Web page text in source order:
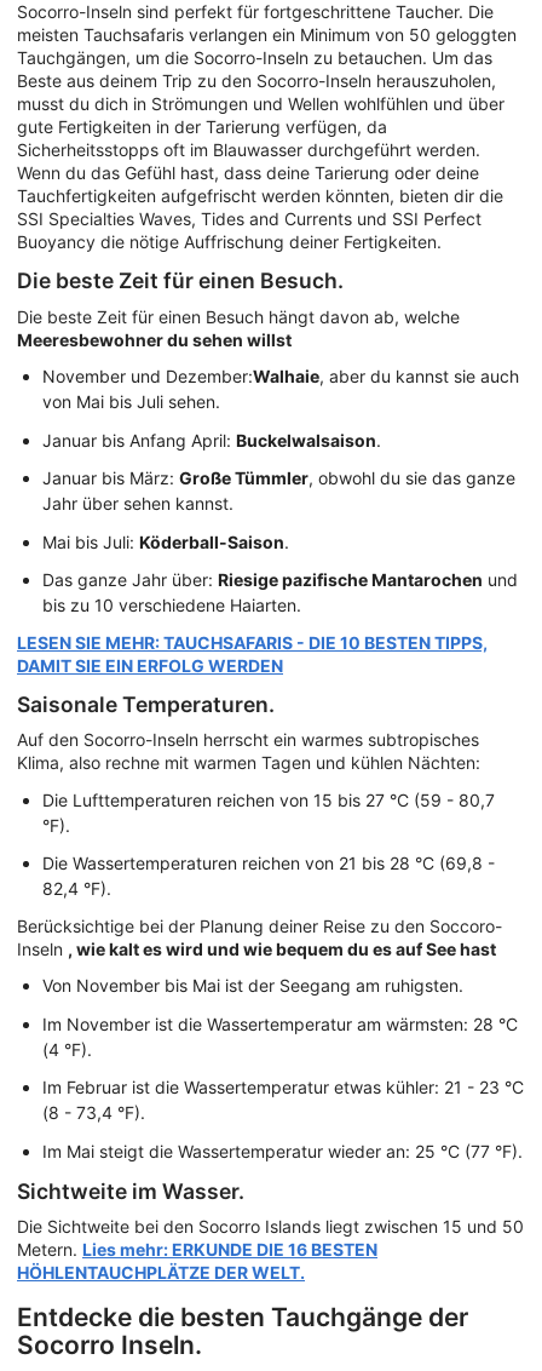
Socorro-Inseln sind perfekt für fortgeschrittene Taucher. Die
meisten Tauchsafaris verlangen ein Minimum von 50 geloggten
Tauchgängen, um die Socorro-Inseln zu betauchen. Um das
Beste aus deinem Trip zu den Socorro-Inseln herauszuholen,
musst du dich in Strömungen und Wellen wohlfühlen und über
gute Fertigkeiten in der Tarierung verfügen, da
Sicherheitsstopps oft im Blauwasser durchgeführt werden.
Wenn du das Gefühl hast, dass deine Tarierung oder deine
Tauchfertigkeiten aufgefrischt werden könnten, bieten dir die
SSI Specialties Waves, Tides and Currents und SSI Perfect
Buoyancy die nötige Auffrischung deiner Fertigkeiten.
Die beste Zeit für einen Besuch.
Die beste Zeit für einen Besuch hängt davon ab, welche
Meeresbewohner du sehen willst
November und Dezember:Walhaie, aber du kannst sie auch
von Mai bis Juli sehen.
Januar bis Anfang April: Buckelwalsaison.
Januar bis März: Große Tümmler, obwohl du sie das ganze
Jahr über sehen kannst.
Mai bis Juli: Köderball-Saison.
Das ganze Jahr über: Riesige pazifische Mantarochen und
bis zu 10 verschiedene Haiarten.
LESEN SIE MEHR: TAUCHSAFARIS - DIE 10 BESTEN TIPPS,
DAMIT SIE EIN ERFOLG WERDEN
Saisonale Temperaturen.
Auf den Socorro-Inseln herrscht ein warmes subtropisches
Klima, also rechne mit warmen Tagen und kühlen Nächten:
Die Lufttemperaturen reichen von 15 bis 27 °C (59 - 80,7
°F).
Die Wassertemperaturen reichen von 21 bis 28 °C (69,8 -
82,4 °F).
Berücksichtige bei der Planung deiner Reise zu den Soccoro-
Inseln , wie kalt es wird und wie bequem du es auf See hast
Von November bis Mai ist der Seegang am ruhigsten.
Im November ist die Wassertemperatur am wärmsten: 28 °C
(4 °F).
Im Februar ist die Wassertemperatur etwas kühler: 21 - 23 °C
(8 - 73,4 °F).
Im Mai steigt die Wassertemperatur wieder an: 25 °C (77 °F).
Sichtweite im Wasser.
Die Sichtweite bei den Socorro Islands liegt zwischen 15 und 50
Metern. Lies mehr: ERKUNDE DIE 16 BESTEN
HÖHLENTAUCHPLÄTZE DER WELT.
Entdecke die besten Tauchgänge der
Socorro Inseln.